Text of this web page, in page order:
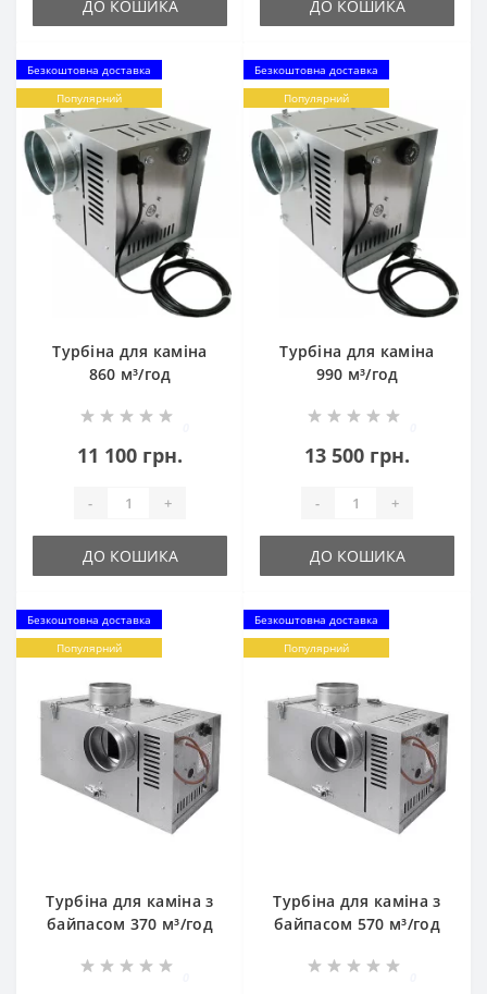
ДО КОШИКА ДО КОШИКА
Безкоштовна доставка
Популярний
Турбіна для каміна
860 м³/год
11 100 грн.
- +
ДО КОШИКА
Безкоштовна доставка
Популярний
Турбіна для каміна
990 м³/год
13 500 грн.
- +
ДО КОШИКА
Безкоштовна доставка
Популярний
Турбіна для каміна з
байпасом 370 м³/год
Безкоштовна доставка
Популярний
Турбіна для каміна з
байпасом 570 м³/год